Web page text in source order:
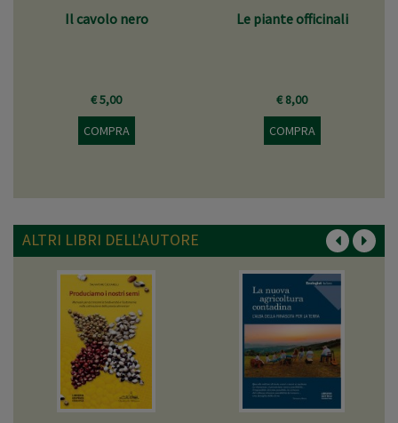
Il cavolo nero
€ 5,00
COMPRA
Le piante officinali
€ 8,00
COMPRA
ALTRI LIBRI DELL'AUTORE